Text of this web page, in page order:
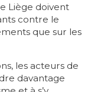
Liège doivent
contre le
que sur les
les acteurs de
davantage